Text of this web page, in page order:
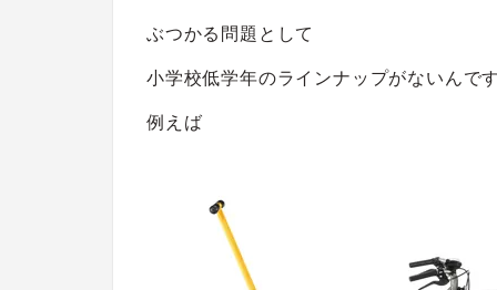
ぶつかる問題として
小学校低学年のラインナップがないんです
例えば